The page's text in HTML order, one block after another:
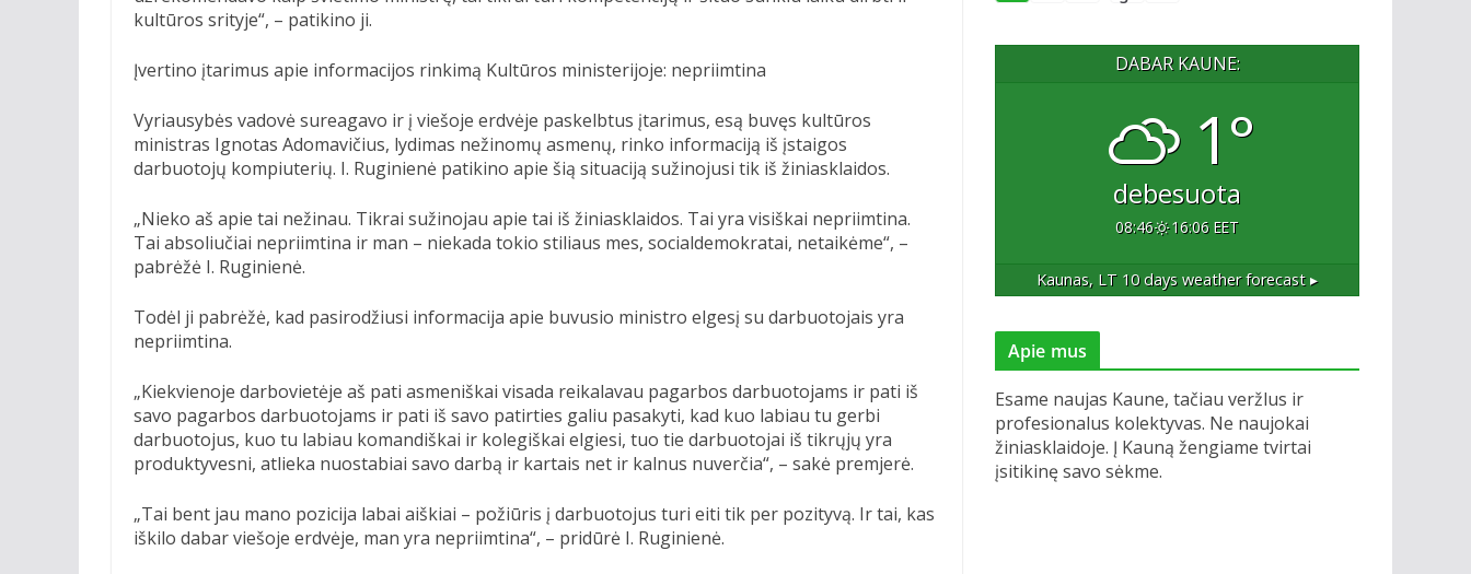
kultūros srityje“, – patikino ji.
Įvertino įtarimus apie informacijos rinkimą Kultūros ministerijoje: nepriimtina
Vyriausybės vadovė sureagavo ir į viešoje erdvėje paskelbtus įtarimus, esą buvęs kultūros
ministras Ignotas Adomavičius, lydimas nežinomų asmenų, rinko informaciją iš įstaigos
darbuotojų kompiuterių. I. Ruginienė patikino apie šią situaciją sužinojusi tik iš žiniasklaidos.
„Nieko aš apie tai nežinau. Tikrai sužinojau apie tai iš žiniasklaidos. Tai yra visiškai nepriimtina.
Tai absoliučiai nepriimtina ir man – niekada tokio stiliaus mes, socialdemokratai, netaikėme“, –
pabrėžė I. Ruginienė.
Todėl ji pabrėžė, kad pasirodžiusi informacija apie buvusio ministro elgesį su darbuotojais yra
nepriimtina.
„Kiekvienoje darbovietėje aš pati asmeniškai visada reikalavau pagarbos darbuotojams ir pati iš
savo pagarbos darbuotojams ir pati iš savo patirties galiu pasakyti, kad kuo labiau tu gerbi
darbuotojus, kuo tu labiau komandiškai ir kolegiškai elgiesi, tuo tie darbuotojai iš tikrųjų yra
produktyvesni, atlieka nuostabiai savo darbą ir kartais net ir kalnus nuverčia“, – sakė premjerė.
„Tai bent jau mano pozicija labai aiškiai – požiūris į darbuotojus turi eiti tik per pozityvą. Ir tai, kas
iškilo dabar viešoje erdvėje, man yra nepriimtina“, – pridūrė I. Ruginienė.
DABAR KAUNE:
1°
debesuota
08:46 16:06 EET
Kaunas, LT 10 days weather forecast ▸
Apie mus
Esame naujas Kaune, tačiau veržlus ir
profesionalus kolektyvas. Ne naujokai
žiniasklaidoje. Į Kauną žengiame tvirtai
įsitikinę savo sėkme.